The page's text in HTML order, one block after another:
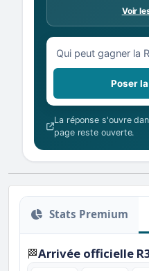
Voir
Votre question sur
Poser
La réponse s'ouvre
page reste ouverte.
Stats Premium
🏁Arrivée officielle